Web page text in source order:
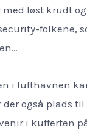
løst krudt
folkene,
i lufthavnen
der også plads
i kufferten